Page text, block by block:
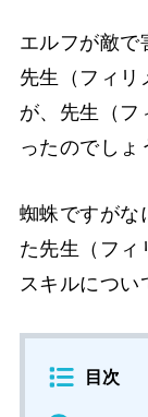
エルフが敵で
先生（フィリ
が、先生（フ
ったのでしょ
蜘蛛ですがな
た先生（フィ
スキルについ
目次